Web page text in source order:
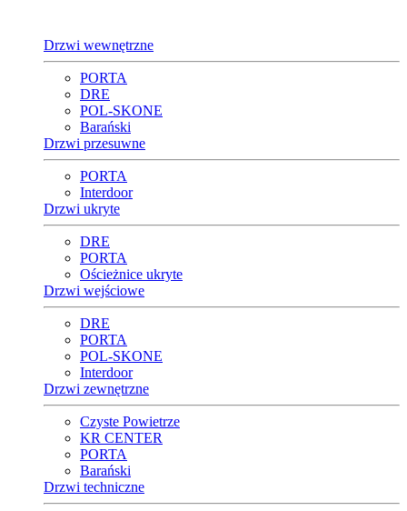
Drzwi wewnętrzne
PORTA
DRE
POL-SKONE
Barański
Drzwi przesuwne
PORTA
Interdoor
Drzwi ukryte
DRE
PORTA
Ościeżnice ukryte
Drzwi wejściowe
DRE
PORTA
POL-SKONE
Interdoor
Drzwi zewnętrzne
Czyste Powietrze
KR CENTER
PORTA
Barański
Drzwi techniczne